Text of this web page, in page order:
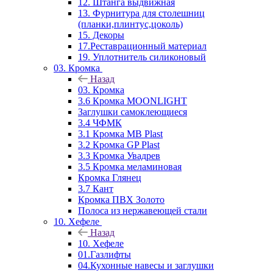
12. Штанга выдвижная
13. Фурнитура для столешниц
(планки,плинтус,цоколь)
15. Декоры
17.Реставрационный материал
19. Уплотнитель силиконовый
03. Кромка
Назад
03. Кромка
3.6 Кромка MOONLIGHT
Заглушки самоклеющиеся
3.4 ЧФМК
3.1 Кромка MB Plast
3.2 Кромка GP Plast
3.3 Кромка Увадрев
3.5 Кромка меламиновая
Кромка Глянец
3.7 Кант
Кромка ПВХ Золото
Полоса из нержавеющей стали
10. Хефеле
Назад
10. Хефеле
01.Газлифты
04.Кухонные навесы и заглушки